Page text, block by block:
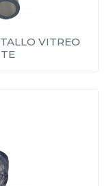
VITREO